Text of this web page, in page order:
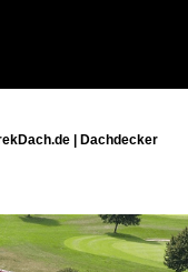
| Dachdecker